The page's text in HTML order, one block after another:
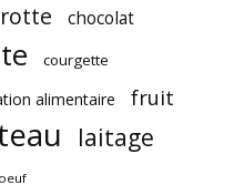
chocolat
courgette
alimentaire fruit
laitage
oeuf